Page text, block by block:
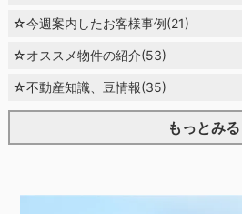
☆今週案内したお客様事例(21)
☆オススメ物件の紹介(53)
☆不動産知識、豆情報(35)
もっとみる